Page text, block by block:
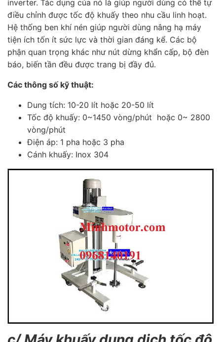
inverter. Tác dụng của nó là giúp người dùng có thể tự
điều chỉnh được tốc độ khuấy theo nhu cầu linh hoạt.
Hệ thống ben khí nén giúp người dùng nâng hạ máy
tiện ích tốn ít sức lực và thời gian đáng kể. Các bộ
phận quan trọng khác như nút dừng khẩn cấp, bộ đèn
báo, biến tần đều được trang bị đầy đủ.
Các thông số kỹ thuật:
Dung tích: 10-20 lít hoặc 20-50 lít
Tốc độ khuấy: 0~1450 vòng/phút hoặc 0~ 2800
vòng/phút
Điện áp: 1 pha hoặc 3 pha
Cánh khuấy: Inox 304